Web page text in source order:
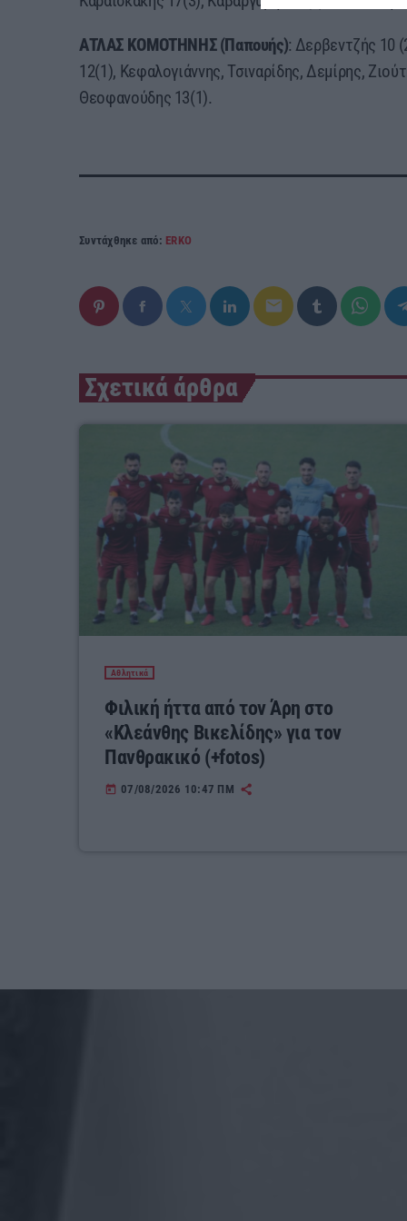
ΑΤΛΑΣ ΚΟΜΟΤΗΝΗΣ (Παπουής): Δερβεντζής 10
12(1), Κεφαλογιάννης, Τσιναρίδης, Δεμίρης,
Θεοφανούδης 13(1).
Συντάχθηκε από: ERKO
email
Σχετικά άρθρα
Αθλητικά
Φιλική ήττα από τον Άρη στο
«Κλεάνθης Βικελίδης» για τον
Πανθρακικό (+fotos)
today 07/08/2026 10:47 ΠΜ